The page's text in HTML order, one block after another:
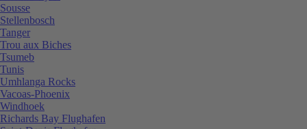
Sousse
Stellenbosch
Tanger
Trou aux Biches
Tsumeb
Tunis
Umhlanga Rocks
Vacoas-Phoenix
Windhoek
Richards Bay Flughafen